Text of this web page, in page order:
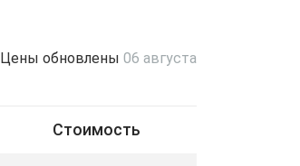
Цены обновлены 06 августа
Стоимость